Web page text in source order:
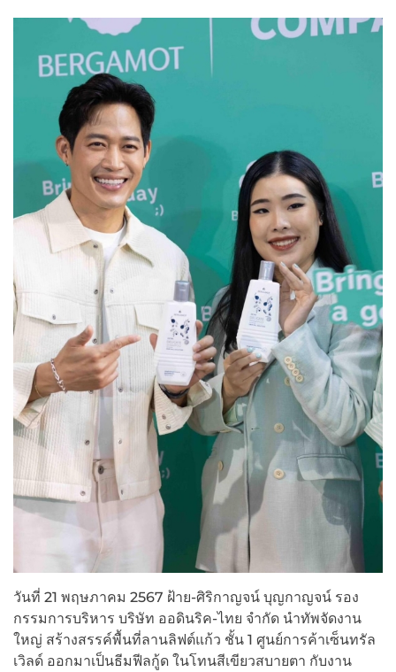
วันที่ 21 พฤษภาคม 2567 ฝ้าย-ศิริกาญจน์ บุญกาญจน์ รอง
กรรมการบริหาร บริษัท ออดินริค-ไทย จำกัด นำทัพจัดงาน
ใหญ่ สร้างสรรค์พื้นที่ลานลิฟต์​แก้ว ชั้น 1 ศูนย์การค้าเซ็นทรัล
เวิลด์ ออกมาเป็นธีมฟีลกู้ด ในโทนสีเขียวสบายตา กับงาน